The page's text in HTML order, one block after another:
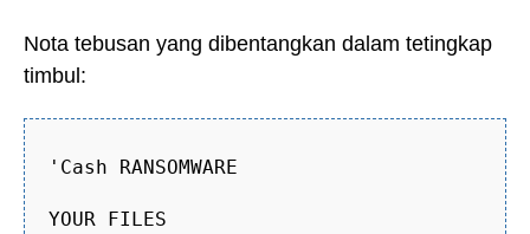
Nota tebusan yang dibentangkan dalam tetingkap
timbul:
'Cash RANSOMWARE
YOUR FILES